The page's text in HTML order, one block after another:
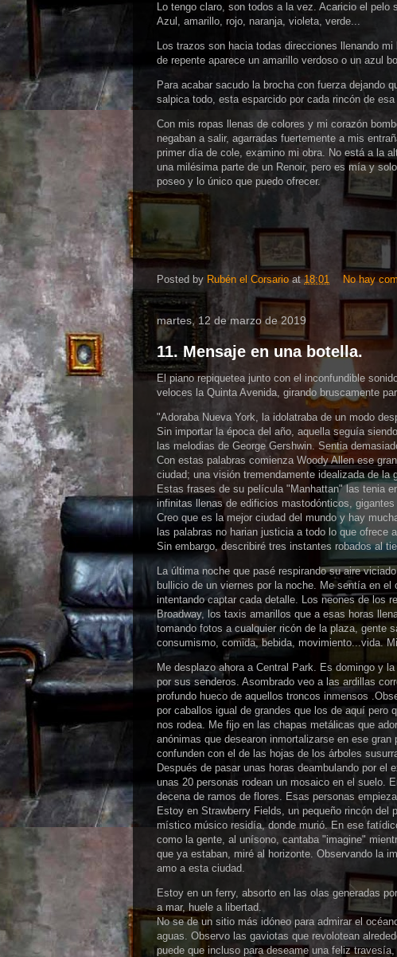
Lo tengo claro, son todos a la vez. Acaricio el
Azul, amarillo, rojo, naranja, violeta, verde...
Los trazos son hacia todas direcciones llenando
de repente aparece un amarillo verdoso o un azul
Para acabar sacudo la brocha con fuerza dejando
salpica todo, esta esparcido por cada rincón de
Con mis ropas llenas de colores y mi corazón
negaban a salir, agarradas fuertemente a mis
primer día de cole, examino mi obra. No está a la
una milésima parte de un Renoir, pero es mía y
poseo y lo único que puedo ofrecer.
Posted by Rubén el Corsario at18:01 No hay
martes, 12 de marzo de 2019
11. Mensaje en una botella.
El piano repiquetea junto con el inconfundible
veloces la Quinta Avenida, girando bruscamente
"Adoraba Nueva York, la idolatraba de un modo
Sin importar la época del año, aquella seguía
las melodias de George Gershwin. Sentia
Con estas palabras comienza Woody Allen ese
ciudad; una visión tremendamente idealizada de la
Estas frases de su película "Manhattan" las tenia
infinitas llenas de edificios mastodónticos,
Creo que es la mejor ciudad del mundo y hay
las palabras no harian justicia a todo lo que ofrece
Sin embargo, describiré tres instantes robados al
La última noche que pasé respirando su aire
bullicio de un viernes por la noche. Me sentía en
intentando captar cada detalle. Los neones de los
Broadway, los taxis amarillos que a esas horas
tomando fotos a cualquier ricón de la plaza, gente
consumismo, comida, bebida, movimiento...vida.
Me desplazo ahora a Central Park. Es domingo y
por sus senderos. Asombrado veo a las ardillas
profundo hueco de aquellos troncos inmensos
por caballos igual de grandes que los de aquí pero
nos rodea. Me fijo en las chapas metálicas que
anónimas que desearon inmortalizarse en ese
confunden con el de las hojas de los árboles
Después de pasar unas horas deambulando por el
unas 20 personas rodean un mosaico en el suelo.
decena de ramos de flores. Esas personas
Estoy en Strawberry Fields, un pequeño rincón del
místico músico residía, donde murió. En ese
como la gente, al unísono, cantaba "imagine"
que ya estaban, miré al horizonte. Observando la
amo a esta ciudad.
Estoy en un ferry, absorto en las olas generadas
a mar, huele a libertad.
No se de un sitio más idóneo para admirar el
aguas. Observo las gaviotas que revolotean
puede que incluso para deseame una feliz